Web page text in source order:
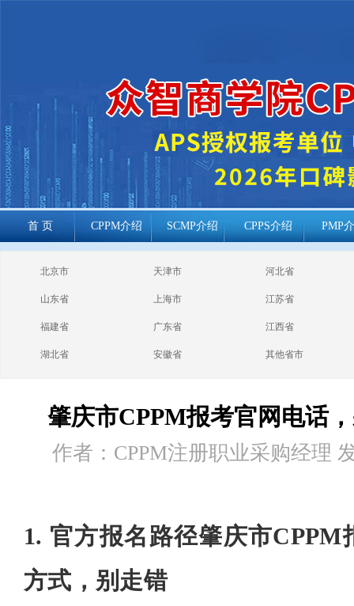
首 页 CPPM介绍 SCMP介绍 CPPS介绍 PMP
cppm报考常见
问题
北京市 天津市 河北省
山东省 上海市 江苏省
福建省 广东省 江西省
湖北省 安徽省 其他省市
肇庆市CPPM报考官网电话
作者：CPPM注册职业采购经理
1. 官方报名路径肇庆市CPPM
方式，别走错